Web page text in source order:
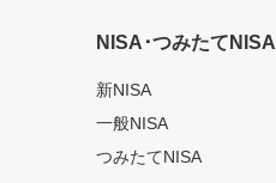
NISA･つみたてNISA
新NISA
一般NISA
つみたてNISA